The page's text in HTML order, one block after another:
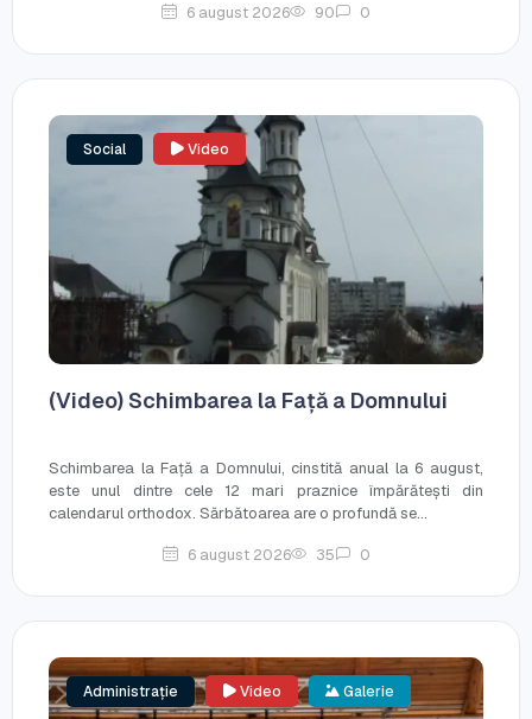
6 august 2026 90 0
Social Video
(Video) Schimbarea la Față a Domnului
Schimbarea la Față a Domnului, cinstită anual la 6 august,
este unul dintre cele 12 mari praznice împărătești din
calendarul orthodox. Sărbătoarea are o profundă se...
6 august 2026 35 0
Administrație Video Galerie